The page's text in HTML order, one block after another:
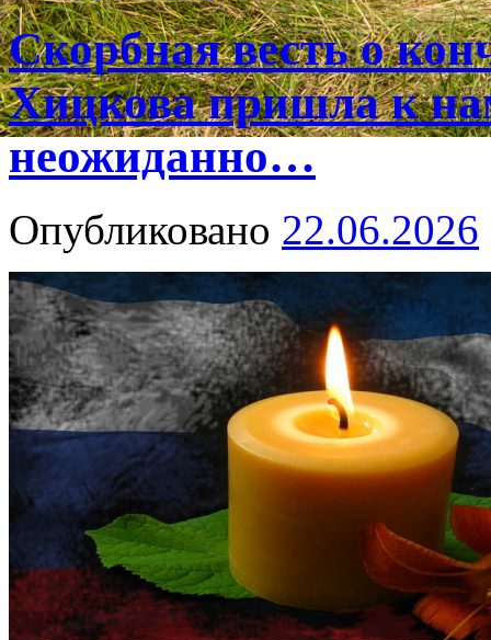
Скорбная весть о
Хицкова пришла к
неожиданно…
Опубликовано 22.06.2026